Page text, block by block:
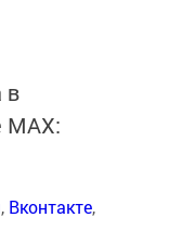
в
MАХ:
, Вконтакте,